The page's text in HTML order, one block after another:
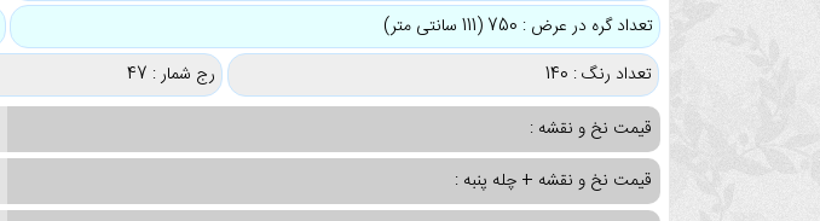
تعداد گره در عرض : 750 (111 سانتی متر)
تعداد رنگ : 140
رج شمار : 47
قیمت نخ و نقشه :
قیمت نخ و نقشه + چله پنبه :